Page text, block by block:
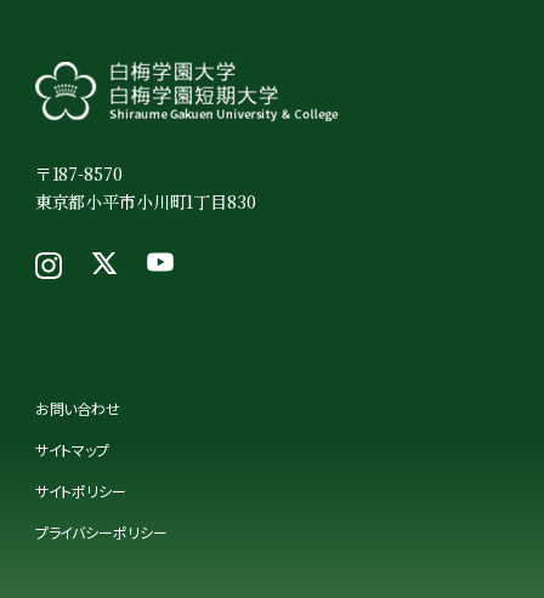
〒187-8570
東京都小平市小川町1丁目830
お問い合わせ
サイトマップ
サイトポリシー
プライバシーポリシー